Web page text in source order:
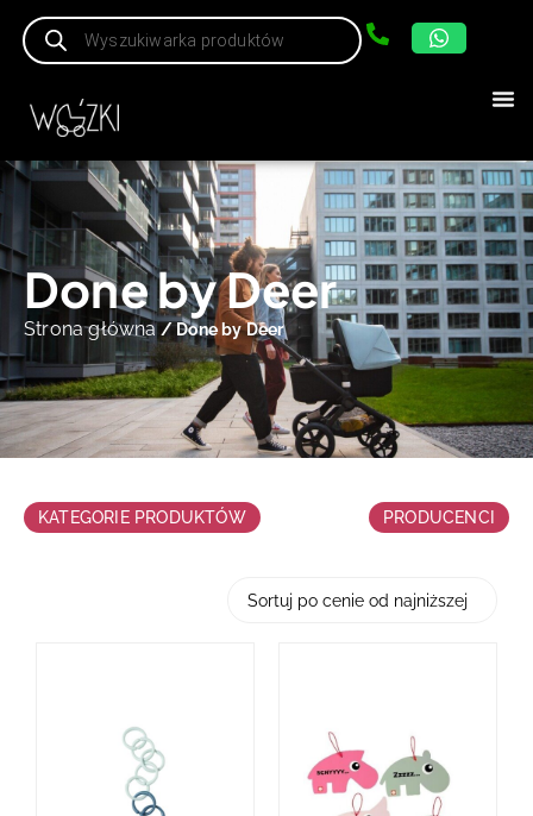
Done by Deer
Strona główna / Done by Deer
KATEGORIE PRODUKTÓW PRODUCENCI